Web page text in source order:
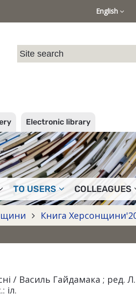
English
Electronic library
TO USERS COLLEAGUES
Книга
/ Василь Гайдамака ; ред.
іл.